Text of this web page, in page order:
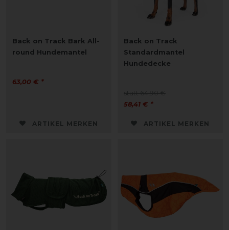
Back on Track Bark All-
round Hundemantel
63,00 € *
ARTIKEL MERKEN
Back on Track
Standardmantel
Hundedecke
58,41 € *
ARTIKEL MERKEN